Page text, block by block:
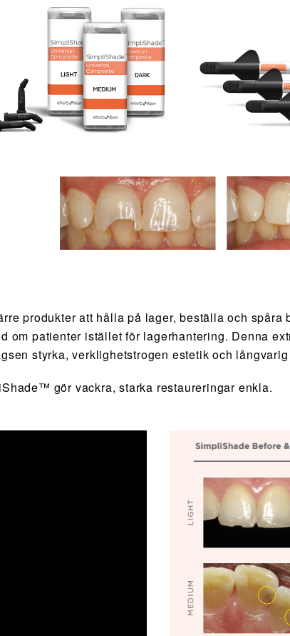
produkter att hålla på lager, beställa och spåra
om patienter istället för lagerhantering. Denna
styrka, verklighetstrogen estetik och
gör vackra, starka restaureringar enkla.